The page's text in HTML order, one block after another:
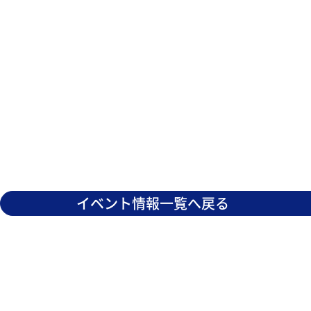
イベント情報一覧へ戻る